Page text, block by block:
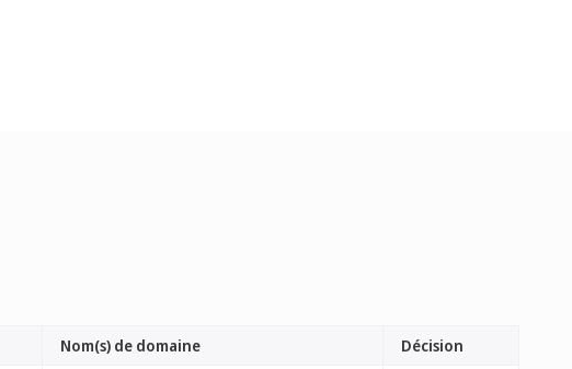
Nom(s) de domaine
Décision